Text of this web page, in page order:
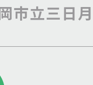
市立三日